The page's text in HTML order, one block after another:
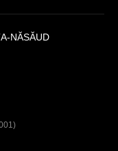
NĂSĂUD